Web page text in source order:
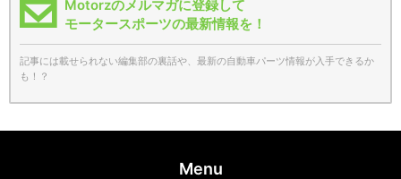
Motorzのメルマガに登録して
モータースポーツの最新情報を！
記事には載せられない編集部の裏話や、最新の自動車パーツ情報が入手できるか
も！？
Menu